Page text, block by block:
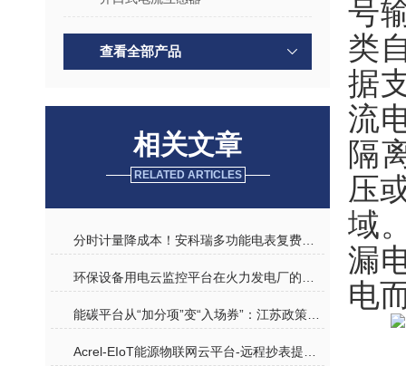
查看全部产品
相关文章
RELATED ARTICLES
号
类
据
流
隔
压
域
漏
电